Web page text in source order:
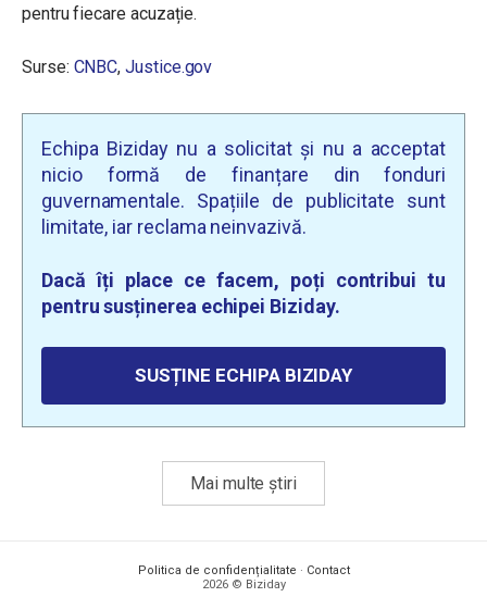
pentru fiecare acuzație.
Surse: CNBC,Justice.gov
Echipa Biziday nu a solicitat și nu a acceptat
nicio formă de finanțare din fonduri
guvernamentale. Spațiile de publicitate sunt
limitate, iar reclama neinvazivă.
Dacă îți place ce facem, poți contribui tu
pentru susținerea echipei Biziday.
SUSȚINE ECHIPA BIZIDAY
Mai multe știri
Politica de confidențialitate · Contact
2026 © Biziday